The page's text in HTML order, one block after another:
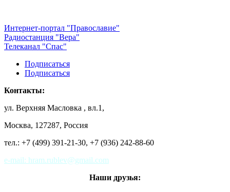
Интернет-портал "Православие"
Радиостанция "Вера"
Телеканал "Спас"
Подписаться
Подписаться
Контакты:
ул. Верхняя Масловка , вл.1,
Москва, 127287, Россия
тел.: +7 (499) 391-21-30, +7 (936) 242-88-60
e-mail: hram.rublev@gmail.com
Наши друзья: